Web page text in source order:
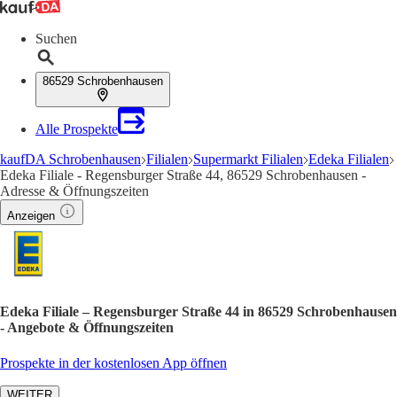
Suchen
86529 Schrobenhausen
Alle Prospekte
kaufDA Schrobenhausen Filialen Supermarkt Filialen Edeka Filialen
Edeka Filiale - Regensburger Straße 44, 86529 Schrobenhausen -
Adresse & Öffnungszeiten
Anzeigen
Edeka Filiale – Regensburger Straße 44 in 86529 Schrobenhausen
- Angebote & Öffnungszeiten
Prospekte in der kostenlosen App öffnen